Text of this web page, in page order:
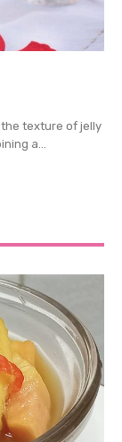
texture of jelly
a...